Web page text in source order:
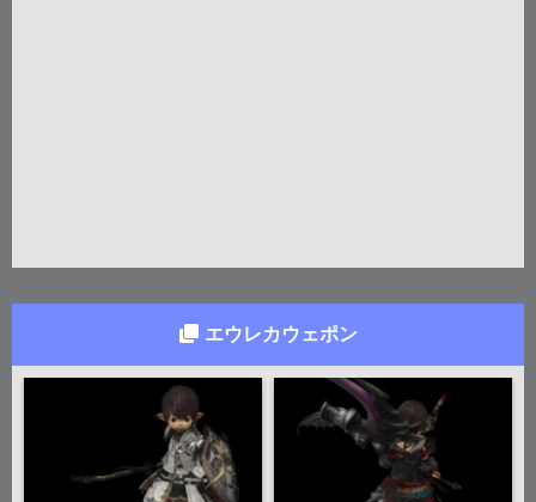
エウレカウェポン